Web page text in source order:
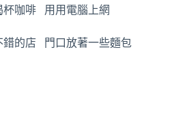
杯咖啡 用用電腦上網
錯的店 門口放著一些麵包